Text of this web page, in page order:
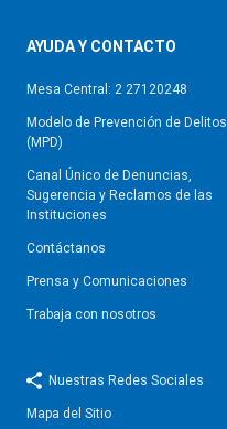
AYUDA Y CONTACTO
Mesa Central: 2 27120248
Modelo de Prevención de Delitos
(MPD)
Canal Único de Denuncias,
Sugerencia y Reclamos de las
Instituciones
Contáctanos
Prensa y Comunicaciones
Trabaja con nosotros
Nuestras Redes Sociales
Mapa del Sitio